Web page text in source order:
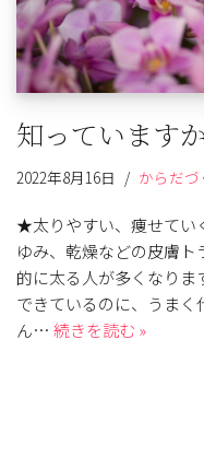
知っています
2022年8月16日 からだづ
★太りやすい、痩せてい
ゆみ、乾燥などの皮膚
的に太る人が多くなりま
できているのに、うまく
ん… 続きを読む »